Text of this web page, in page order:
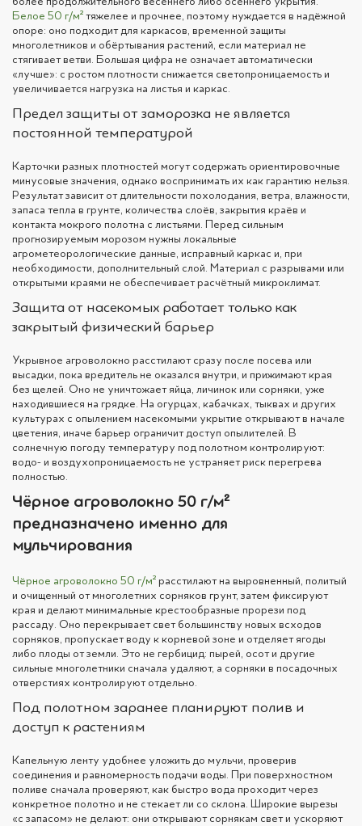
Белое 50 г/м² тяжелее и прочнее, поэтому нуждается в надёжной
опоре: оно подходит для каркасов, временной защиты
многолетников и обёртывания растений, если материал не
стягивает ветви. Большая цифра не означает автоматически
«лучше»: с ростом плотности снижается светопроницаемость и
увеличивается нагрузка на листья и каркас.
Предел защиты от заморозка не является
постоянной температурой
Карточки разных плотностей могут содержать ориентировочные
минусовые значения, однако воспринимать их как гарантию нельзя.
Результат зависит от длительности похолодания, ветра, влажности,
запаса тепла в грунте, количества слоёв, закрытия краёв и
контакта мокрого полотна с листьями. Перед сильным
прогнозируемым морозом нужны локальные
агрометеорологические данные, исправный каркас и, при
необходимости, дополнительный слой. Материал с разрывами или
открытыми краями не обеспечивает расчётный микроклимат.
Защита от насекомых работает только как
закрытый физический барьер
Укрывное агроволокно расстилают сразу после посева или
высадки, пока вредитель не оказался внутри, и прижимают края
без щелей. Оно не уничтожает яйца, личинок или сорняки, уже
находившиеся на грядке. На огурцах, кабачках, тыквах и других
культурах с опылением насекомыми укрытие открывают в начале
цветения, иначе барьер ограничит доступ опылителей. В
солнечную погоду температуру под полотном контролируют:
водо- и воздухопроницаемость не устраняет риск перегрева
полностью.
Чёрное агроволокно 50 г/м²
предназначено именно для
мульчирования
Чёрное агроволокно 50 г/м² расстилают на выровненный, политый
и очищенный от многолетних сорняков грунт, затем фиксируют
края и делают минимальные крестообразные прорези под
рассаду. Оно перекрывает свет большинству новых всходов
сорняков, пропускает воду к корневой зоне и отделяет ягоды
либо плоды от земли. Это не гербицид: пырей, осот и другие
сильные многолетники сначала удаляют, а сорняки в посадочных
отверстиях контролируют отдельно.
Под полотном заранее планируют полив и
доступ к растениям
Капельную ленту удобнее уложить до мульчи, проверив
соединения и равномерность подачи воды. При поверхностном
поливе сначала проверяют, как быстро вода проходит через
конкретное полотно и не стекает ли со склона. Широкие вырезы
«с запасом» не делают: они открывают сорнякам свет и ускоряют